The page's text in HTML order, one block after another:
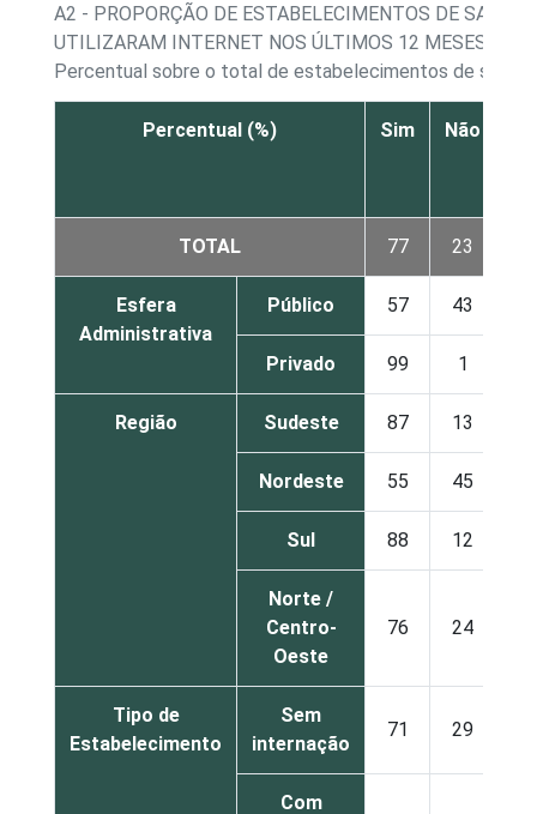
A2 - PROPORÇÃO DE ESTABELECIMENTOS DE SAÚDE
UTILIZARAM INTERNET NOS ÚLTIMOS 12 MESES
Percentual sobre o total de estabelecimentos de saúde
Percentual (%) Sim Não
TOTAL 77 23
Esfera
Administrativa
Público 57 43
Privado 99 1
Região Sudeste 87 13
Nordeste 55 45
Sul 88 12
Norte /
Centro-
Oeste
76 24
Tipo de
Estabelecimento
Sem
internação
71 29
Com